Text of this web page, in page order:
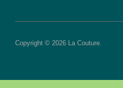
Copyright © 2026 La Couture.